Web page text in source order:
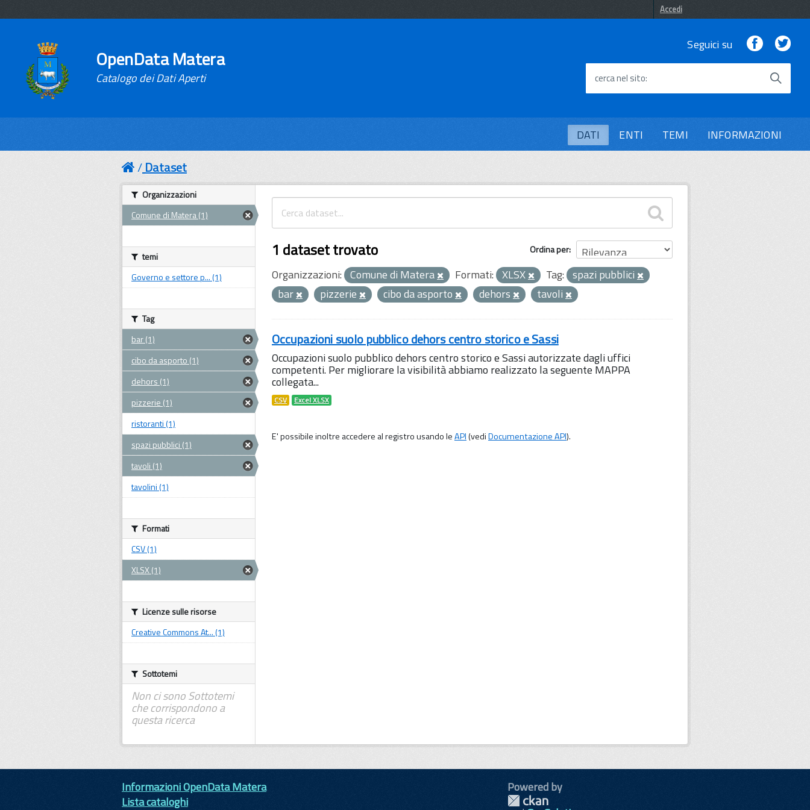
Accedi
OpenData Matera
Catalogo dei Dati Aperti
Seguici su Facebook
cerca nel sito
DATI ENTI TEMI INFORMAZIONI
Dataset
Ordina per
1 dataset trovato
Organizzazioni: Comune di Matera Formati: XLSX Tag: spazi pubblici
bar
pizzerie cibo da asporto dehors tavoli
Occupazioni suolo pubblico dehors centro storico e Sassi
Occupazioni suolo pubblico dehors centro storico e Sassi autorizzate dagli uffici
competenti. Per migliorare la visibilità abbiamo realizzato la seguente MAPPA
collegata...
CSV Excel XLSX
E' possibile inoltre accedere al registro usando leAPI(vediDocumentazione API).
Organizzazioni
Comune di Matera (1)
temi
Governo e settore p... (1)
Tag
bar (1)
cibo da asporto (1)
dehors (1)
pizzerie (1)
ristoranti (1)
spazi pubblici (1)
tavoli (1)
tavolini (1)
Formati
CSV (1)
XLSX (1)
Licenze sulle risorse
Creative Commons At... (1)
Sottotemi
Non ci sono Sottotemi
che corrispondono a
questa ricerca
Informazioni OpenData Matera
Lista cataloghi
Powered by